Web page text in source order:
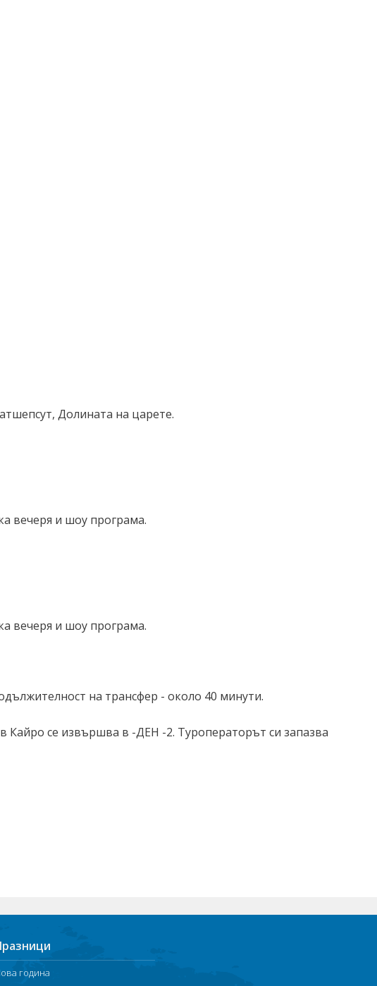
Долината на царете.
вечеря и шоу програма.
вечеря и шоу програма.
на трансфер - около 40 минути.
Кайро се извършва в -ДЕН -2. Туроператорът си запазва
година